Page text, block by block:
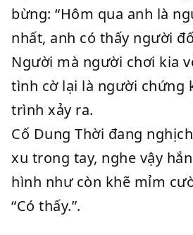
bừng: “Hôm qua anh là
nhất, anh có thấy người
Người mà người chơi kia
tình cờ lại là người chứng
trình xảy ra.
Cố Dung Thời đang
xu trong tay, nghe vậy
hình như còn khẽ mỉm
“Có thấy.”.